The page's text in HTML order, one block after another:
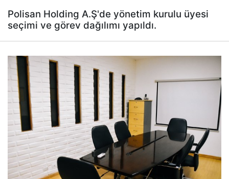
Polisan Holding A.Ş'de yönetim kurulu üyesi
seçimi ve görev dağılımı yapıldı.